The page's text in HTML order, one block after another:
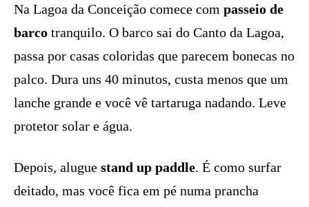
Na Lagoa da Conceição comece com passeio de
barco tranquilo. O barco sai do Canto da Lagoa,
passa por casas coloridas que parecem bonecas no
palco. Dura uns 40 minutos, custa menos que um
lanche grande e você vê tartaruga nadando. Leve
protetor solar e água.
Depois, alugue stand up paddle. É como surfar
deitado, mas você fica em pé numa prancha